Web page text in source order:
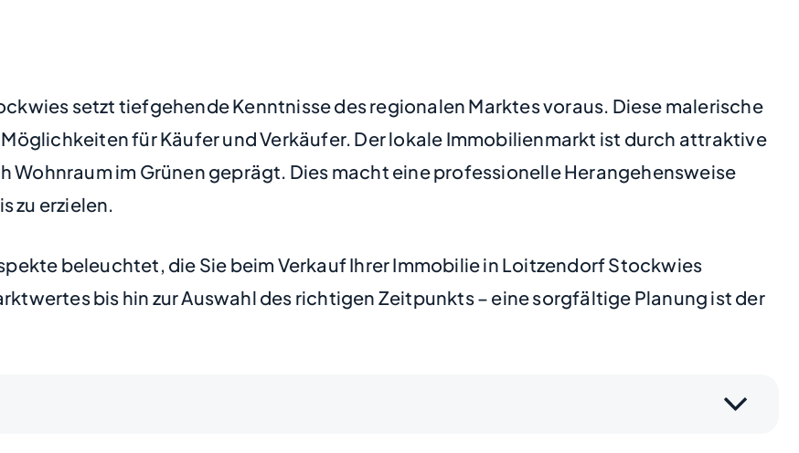
setzt tiefgehende Kenntnisse des regionalen Marktes voraus. Diese malerische
für Käufer und Verkäufer. Der lokale Immobilienmarkt ist durch attraktive
Wohnraum im Grünen geprägt. Dies macht eine professionelle Herangehensweise
zu erzielen.
beleuchtet, die Sie beim Verkauf Ihrer Immobilie in Loitzendorf Stockwies
bis hin zur Auswahl des richtigen Zeitpunkts – eine sorgfältige Planung ist der